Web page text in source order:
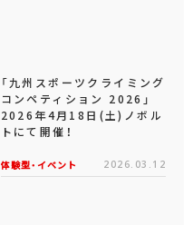
「九州スポーツクライミング
コンペティション 2026」
2026年4月18日(土)ノボル
トにて開催！
体験型・イベント 2026.03.12